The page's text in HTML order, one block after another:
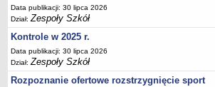
Data publikacji: 30 lipca 2026
Dział:Zespoły Szkół
Kontrole w 2025 r.
Data publikacji: 30 lipca 2026
Dział:Zespoły Szkół
Rozpoznanie ofertowe rozstrzygnięcie sport